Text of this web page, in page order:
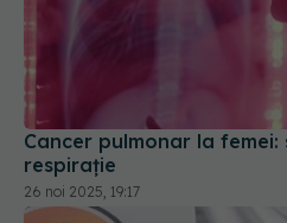
Cancer pulmonar la femei:
respirație
26 noi 2025, 19:17